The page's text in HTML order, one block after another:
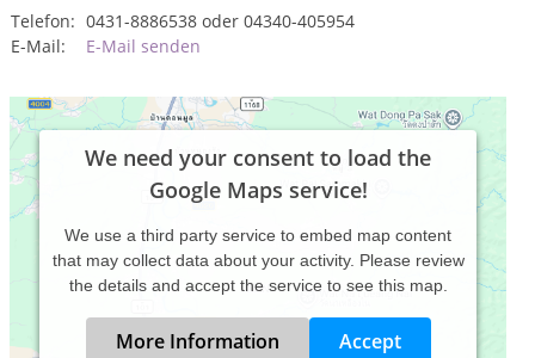
Telefon: 0431-8886538 oder 04340-405954
E-Mail:
E-Mail senden
We need your consent to load the
Google Maps service!
We use a third party service to embed map content
that may collect data about your activity. Please review
the details and accept the service to see this map.
More Information Accept